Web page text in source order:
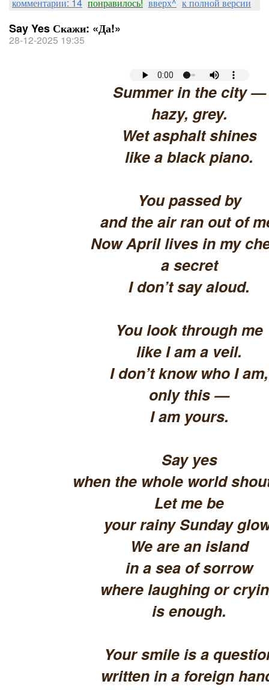
Say Yes Скажи: «Да!»
28-12-2025 19:35
Summer in the city —
hazy, grey.
Wet asphalt shines
like a black piano.
You passed by
and the air ran out of
Now April lives in my
a secret
I don’t say aloud.
You look through me
like I am a veil.
I don’t know who I am,
only this —
I am yours.
Say yes
when the whole world
Let me be
your rainy Sunday
We are an island
in a sea of sorrow
where laughing or
is enough.
Your smile is a
written in a foreign